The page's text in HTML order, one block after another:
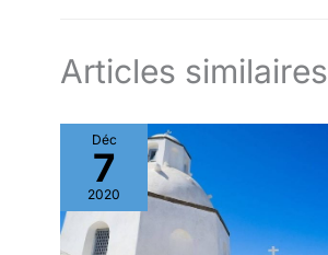
Articles similaires
Déc
7
2020